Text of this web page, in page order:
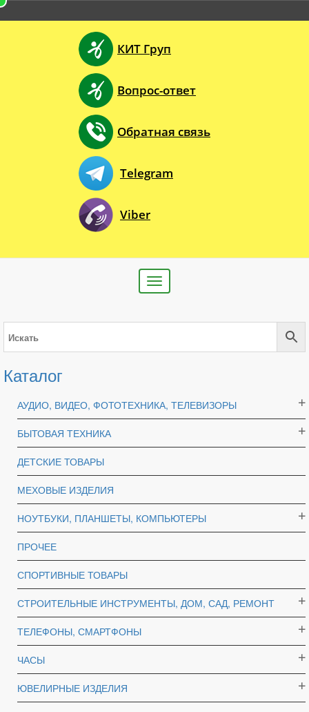
КИТ Груп
Вопрос-ответ
Обратная связь
Telegram
Viber
Toggle
navigation
Каталог
АУДИО, ВИДЕО, ФОТОТЕХНИКА, ТЕЛЕВИЗОРЫ
БЫТОВАЯ ТЕХНИКА
ДЕТСКИЕ ТОВАРЫ
МЕХОВЫЕ ИЗДЕЛИЯ
НОУТБУКИ, ПЛАНШЕТЫ, КОМПЬЮТЕРЫ
ПРОЧЕЕ
СПОРТИВНЫЕ ТОВАРЫ
СТРОИТЕЛЬНЫЕ ИНСТРУМЕНТЫ, ДОМ, САД, РЕМОНТ
ТЕЛЕФОНЫ, СМАРТФОНЫ
ЧАСЫ
ЮВЕЛИРНЫЕ ИЗДЕЛИЯ